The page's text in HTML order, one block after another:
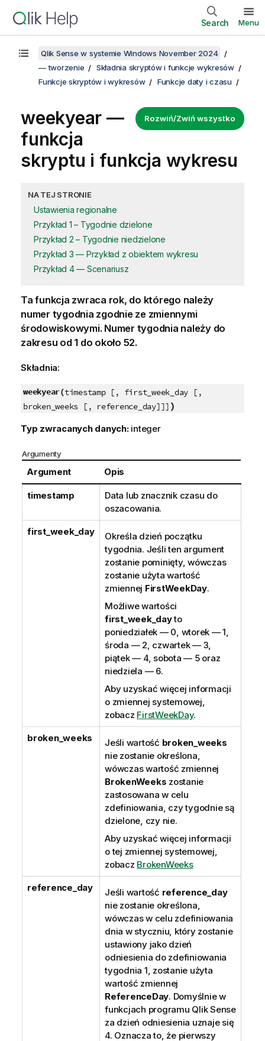
Search Menu
Qlik Sense w systemie Windows November 2024
— tworzenie
Składnia skryptów i funkcje wykresów
Funkcje skryptów i wykresów
Funkcje daty i czasu
Rozwiń/Zwiń wszystko
weekyear —
funkcja
skryptu i funkcja wykresu
NA TEJ STRONIE
Ustawienia regionalne
Przykład 1 – Tygodnie dzielone
Przykład 2 – Tygodnie niedzielone
Przykład 3 — Przykład z obiektem wykresu
Przykład 4 — Scenariusz
Ta funkcja zwraca rok, do którego należy
numer tygodnia zgodnie ze zmiennymi
środowiskowymi. Numer tygodnia należy do
zakresu od 1 do około 52.
Składnia:
weekyear(timestamp [, first_week_day [,
broken_weeks [, reference_day]]] )
Typ zwracanych danych: integer
Argumenty
Argument Opis
timestamp
Data lub znacznik czasu do
oszacowania.
first_week_day
Określa dzień początku
tygodnia. Jeśli ten argument
zostanie pominięty, wówczas
zostanie użyta wartość
zmiennej FirstWeekDay.
Możliwe wartości
first_week_dayto
poniedziałek — 0, wtorek — 1,
środa — 2, czwartek — 3,
piątek — 4, sobota — 5 oraz
niedziela — 6.
Aby uzyskać więcej informacji
o zmiennej systemowej,
zobacz FirstWeekDay.
broken_weeks Jeśli wartość broken_weeks
nie zostanie określona,
wówczas wartość zmiennej
BrokenWeeks zostanie
zastosowana w celu
zdefiniowania, czy tygodnie są
dzielone, czy nie.
Aby uzyskać więcej informacji
o tej zmiennej systemowej,
zobacz BrokenWeeks
reference_day Jeśli wartość reference_day
nie zostanie określona,
wówczas w celu zdefiniowania
dnia w styczniu, który zostanie
ustawiony jako dzień
odniesienia do zdefiniowania
tygodnia 1, zostanie użyta
wartość zmiennej
ReferenceDay. Domyślnie w
funkcjach programu Qlik Sense
za dzień odniesienia uznaje się
4. Oznacza to, że pierwszy